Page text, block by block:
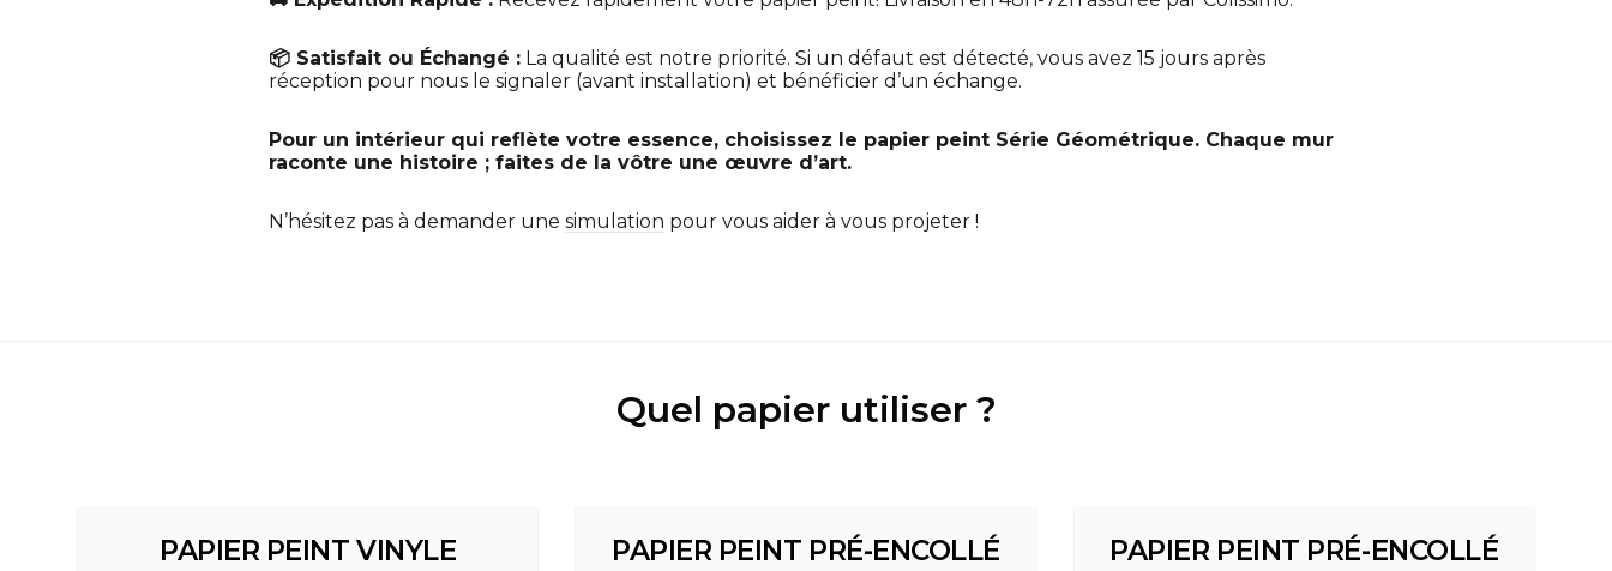
📦 Satisfait ou Échangé : La qualité est notre priorité. Si un défaut est détecté, vous avez 15 jours après
réception pour nous le signaler (avant installation) et bénéficier d’un échange.
Pour un intérieur qui reflète votre essence, choisissez le papier peint Série Géométrique. Chaque mur
raconte une histoire ; faites de la vôtre une œuvre d’art.
N’hésitez pas à demander une simulation pour vous aider à vous projeter !
Quel papier utiliser ?
PAPIER PEINT VINYLE
PAPIER PEINT PRÉ-ENCOLLÉ
PAPIER PEINT PRÉ-ENCOLLÉ